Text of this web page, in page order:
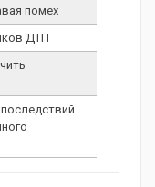
помех
ДТП